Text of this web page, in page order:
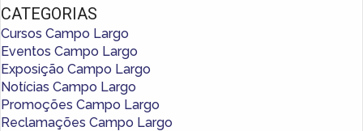
CATEGORIAS
Cursos Campo Largo
Eventos Campo Largo
Exposição Campo Largo
Notícias Campo Largo
Promoções Campo Largo
Reclamações Campo Largo